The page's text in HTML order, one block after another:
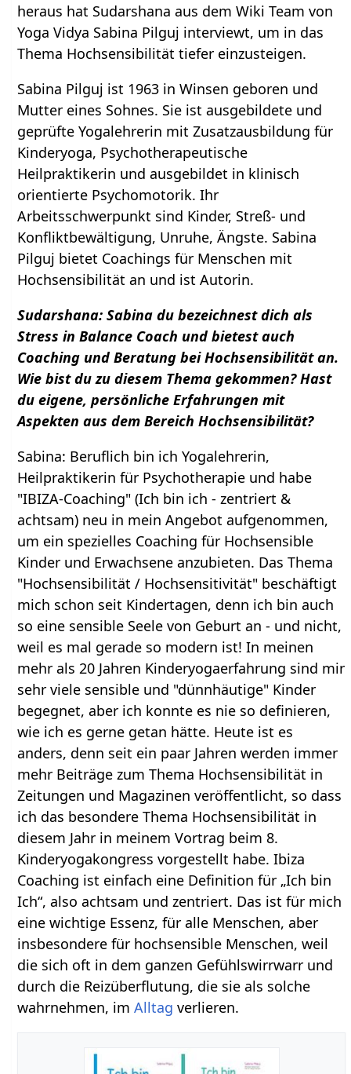
heraus hat Sudarshana aus dem Wiki Team von
Yoga Vidya Sabina Pilguj interviewt, um in das
Thema Hochsensibilität tiefer einzusteigen.
Sabina Pilguj ist 1963 in Winsen geboren und
Mutter eines Sohnes. Sie ist ausgebildete und
geprüfte Yogalehrerin mit Zusatzausbildung für
Kinderyoga, Psychotherapeutische
Heilpraktikerin und ausgebildet in klinisch
orientierte Psychomotorik. Ihr
Arbeitsschwerpunkt sind Kinder, Streß- und
Konfliktbewältigung, Unruhe, Ängste. Sabina
Pilguj bietet Coachings für Menschen mit
Hochsensibilität an und ist Autorin.
Sudarshana: Sabina du bezeichnest dich als
Stress in Balance Coach und bietest auch
Coaching und Beratung bei Hochsensibilität an.
Wie bist du zu diesem Thema gekommen? Hast
du eigene, persönliche Erfahrungen mit
Aspekten aus dem Bereich Hochsensibilität?
Sabina: Beruflich bin ich Yogalehrerin,
Heilpraktikerin für Psychotherapie und habe
"IBIZA-Coaching" (Ich bin ich - zentriert &
achtsam) neu in mein Angebot aufgenommen,
um ein spezielles Coaching für Hochsensible
Kinder und Erwachsene anzubieten. Das Thema
"Hochsensibilität / Hochsensitivität" beschäftigt
mich schon seit Kindertagen, denn ich bin auch
so eine sensible Seele von Geburt an - und nicht,
weil es mal gerade so modern ist! In meinen
mehr als 20 Jahren Kinderyogaerfahrung sind mir
sehr viele sensible und "dünnhäutige" Kinder
begegnet, aber ich konnte es nie so definieren,
wie ich es gerne getan hätte. Heute ist es
anders, denn seit ein paar Jahren werden immer
mehr Beiträge zum Thema Hochsensibilität in
Zeitungen und Magazinen veröffentlicht, so dass
ich das besondere Thema Hochsensibilität in
diesem Jahr in meinem Vortrag beim 8.
Kinderyogakongress vorgestellt habe. Ibiza
Coaching ist einfach eine Definition für „Ich bin
Ich“, also achtsam und zentriert. Das ist für mich
eine wichtige Essenz, für alle Menschen, aber
insbesondere für hochsensible Menschen, weil
die sich oft in dem ganzen Gefühlswirrwarr und
durch die Reizüberflutung, die sie als solche
wahrnehmen, imAlltag verlieren.